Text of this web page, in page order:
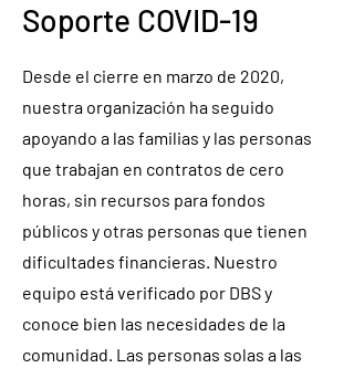
Soporte COVID-19
Desde el cierre en marzo de 2020,
nuestra organización ha seguido
apoyando a las familias y las personas
que trabajan en contratos de cero
horas, sin recursos para fondos
públicos y otras personas que tienen
dificultades financieras. Nuestro
equipo está verificado por DBS y
conoce bien las necesidades de la
comunidad. Las personas solas a las